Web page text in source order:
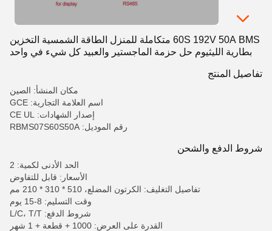
60S 192V 50A BMS متكاملة للمنزل الطاقة الشمسية التخزين
بطارية الليثيوم حل حزمة الماجستير والعبيد كل شيء في واحد
تفاصيل المنتج
مكان المنشأ: الصين
اسم العلامة التجارية: GCE
إصدار الشهادات: CE UL
رقم الموديل: RBMS07S60S50A
شروط الدفع والشحن
الحد الأدنى لكمية: 2
الأسعار: قابل للتفاوض
تفاصيل التغليف: الكرتون المضلع، 510 * 310 * 210 مم
وقت التسليم: 8-15 يوم
شروط الدفع: L/C، T/T
القدرة على العرض: 1000 + قطعة + 1 شهر